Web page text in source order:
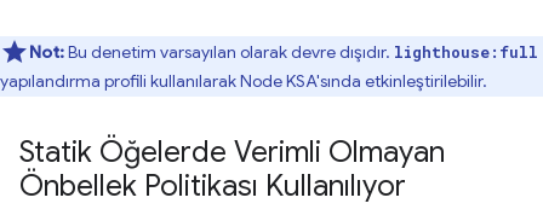
Not:Bu denetim varsayılan olarak devre dışıdır. lighthouse:full
yapılandırma profili kullanılarak Node KSA'sında etkinleştirilebilir.
Statik Öğelerde Verimli Olmayan
Önbellek Politikası Kullanılıyor